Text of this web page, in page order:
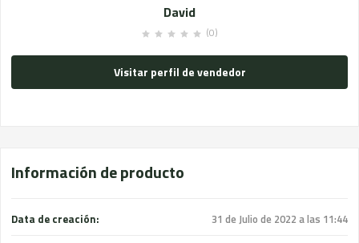
David
(0)
Visitar perfil de vendedor
Información de producto
Data de creación: 31 de Julio de 2022 a las 11:44